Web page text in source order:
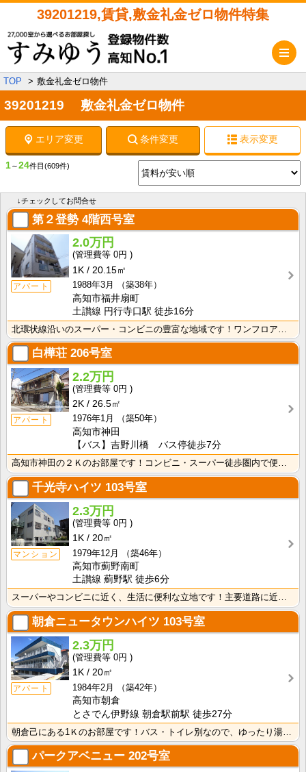
39201219,賃貸,敷金礼金ゼロ物件特集
TOP 敷金礼金ゼロ物件
39201219 敷金礼金ゼロ物件
エリア変更 条件変更 表示変更
1～24件目 (609件)
↓チェックしてお問合せ
第２登勢 4階西号室
アパート
2.0万円
0円
1K
20.15㎡
1988年3月
（築38年）
高知市福井扇町
土讃線 円行寺口駅 徒歩16分
北環状線沿いのスーパー・コンビニの豊富な地域です！ワンフロアに2世帯ずつなので窓が多く、風通しの良い･･･
白樺荘 206号室
アパート
2.2万円
0円
2K
26.5㎡
1976年1月
（築50年）
高知市神田
【バス】吉野川橋 バス停徒歩7分
高知市神田の２Ｋのお部屋です！コンビニ・スーパー徒歩圏内で便利です！バス・トイレ別なので、ゆったり湯･･･
千光寺ハイツ 103号室
マンション
2.3万円
0円
1K
20㎡
1979年12月
（築46年）
高知市薊野南町
土讃線 薊野駅 徒歩6分
スーパーやコンビニに近く、生活に便利な立地です！主要道路に近いので、中心地へのアクセスも良好！
朝倉ニュータウンハイツ 103号室
アパート
2.3万円
0円
1K
20㎡
1984年2月
（築42年）
高知市朝倉
とさでん伊野線 朝倉駅前駅 徒歩27分
パークアベニュー 202号室